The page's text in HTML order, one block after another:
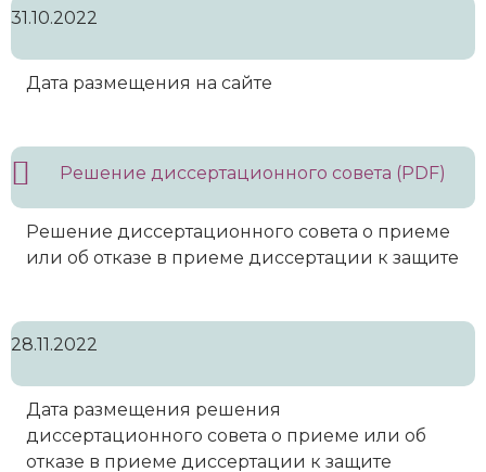
31.10.2022
Дата размещения на сайте
Решение диссертационного совета (PDF)
Решение диссертационного совета о приеме
или об отказе в приеме диссертации к защите
28.11.2022
Дата размещения решения
диссертационного совета о приеме или об
отказе в приеме диссертации к защите